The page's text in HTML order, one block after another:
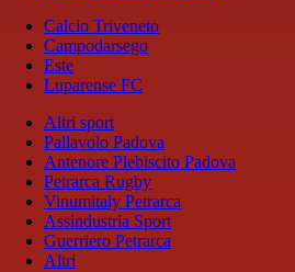
Calcio Triveneto
Campodarsego
Este
Luparense FC
Altri sport
Pallavolo Padova
Antenore Plebiscito Padova
Petrarca Rugby
Vinumitaly Petrarca
Assindustria Sport
Guerriero Petrarca
Altri